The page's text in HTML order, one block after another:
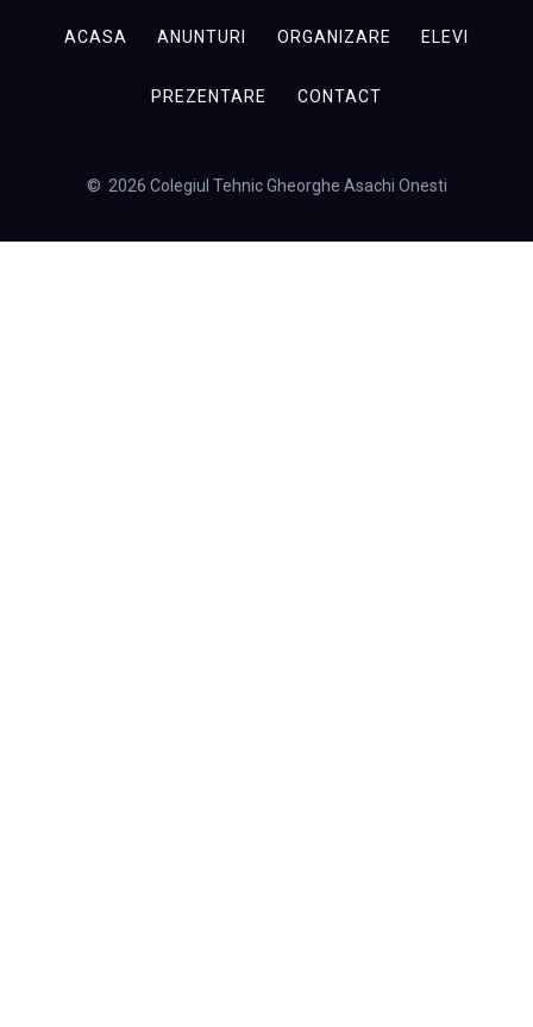
ACASA ANUNTURI ORGANIZARE ELEVI
PREZENTARE CONTACT
© 2026 Colegiul Tehnic Gheorghe Asachi Onesti